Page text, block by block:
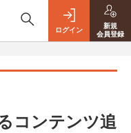
ログイン
新規
会員登録
コンテンツ追